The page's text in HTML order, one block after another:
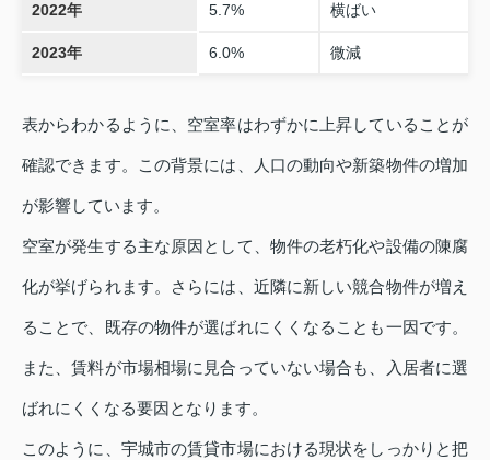
2022年 5.7% 横ばい
2023年 6.0% 微減
表からわかるように、空室率はわずかに上昇していることが
確認できます。この背景には、人口の動向や新築物件の増加
が影響しています。
空室が発生する主な原因として、物件の老朽化や設備の陳腐
化が挙げられます。さらには、近隣に新しい競合物件が増え
ることで、既存の物件が選ばれにくくなることも一因です。
また、賃料が市場相場に見合っていない場合も、入居者に選
ばれにくくなる要因となります。
このように、宇城市の賃貸市場における現状をしっかりと把